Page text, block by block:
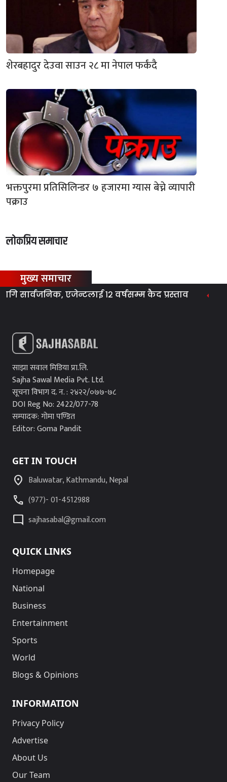
शेरबहादुर देउवा साउन २८ मा नेपाल फर्कंदै
भक्तपुरमा प्रतिसिलिन्डर ७ हजारमा ग्यास बेच्ने व्यापारी
पक्राउ
लोकप्रिय समाचार
मुख्य समाचार
एजेन्टलाई १२ वर्षसम्म कैद प्रस्ताव ग्यास
साझा सवाल मिडिया प्रा.लि.
Sajha Sawal Media Pvt. Ltd.
सूचना विभाग द. न. : २४२२/०७७-७८
DOI Reg No: 2422/077-78
सम्पादक: गोमा पण्डित
Editor: Goma Pandit
GET IN TOUCH
location_on Baluwatar, Kathmandu, Nepal
call (977)- 01-4512988
mode_comment sajhasabal@gmail.com
QUICK LINKS
Homepage
National
Business
Entertainment
Sports
World
Blogs & Opinions
INFORMATION
Privacy Policy
Advertise
About Us
Our Team